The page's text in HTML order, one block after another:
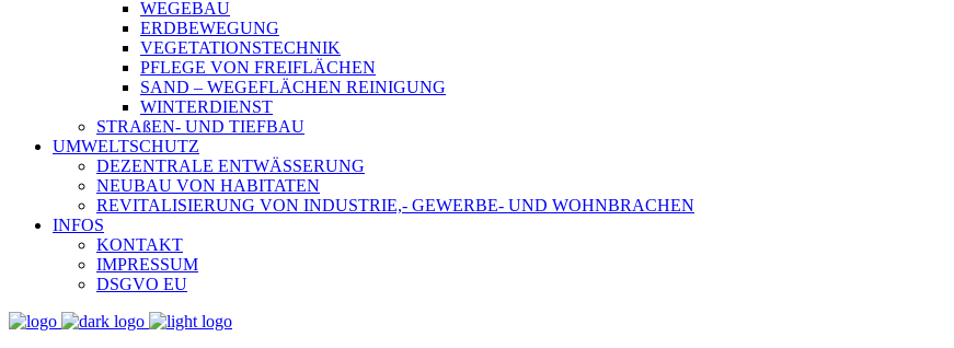
WEGEBAU
ERDBEWEGUNG
VEGETATIONSTECHNIK
PFLEGE VON FREIFLÄCHEN
SAND – WEGEFLÄCHEN REINIGUNG
WINTERDIENST
STRAßEN- UND TIEFBAU
UMWELTSCHUTZ
DEZENTRALE ENTWÄSSERUNG
NEUBAU VON HABITATEN
REVITALISIERUNG VON INDUSTRIE,- GEWERBE- UND WOHNBRACHEN
INFOS
KONTAKT
IMPRESSUM
DSGVO EU